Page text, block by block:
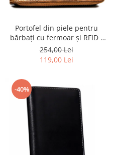
Portofel din piele pentru
bărbați cu fermoar și RFID -
Always Wild PTR-N55-HWS-
8858 BROWN
254,00 Lei
119,00 Lei
-40%